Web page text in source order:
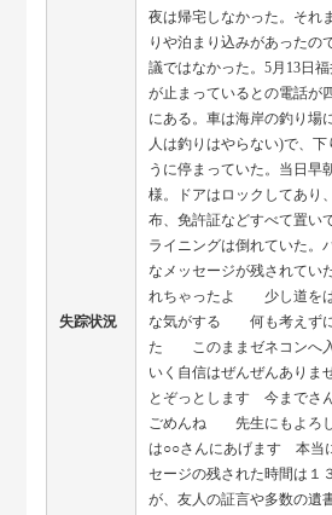
失踪状況
夜は帰宅しなかった。それ
りや泊まり込みがあったの
議ではなかった。5月13日
が止まっているとの電話が
にある。車は海岸の釣り場
人は釣りはやらない)で、
うに停まっていた。当日早
様。ドアはロックしてあり
布、免許証などすべて置い
ライニングは倒れていた。
なメッセージが残されてい
れちゃったよ 少し道をは
な気がする 何も考えずに
た このままゼネコンへ入
いく自信はぜんぜんあり
とぞっとします 今までさ
ごめんね 先生にもよろ
は○○さんにあげます 本当
セージの残された時間は１
が、友人の証言や多数の遺